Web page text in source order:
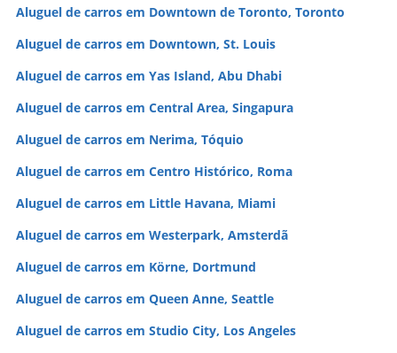
Aluguel de carros em Downtown de Toronto, Toronto
Aluguel de carros em Downtown, St. Louis
Aluguel de carros em Yas Island, Abu Dhabi
Aluguel de carros em Central Area, Singapura
Aluguel de carros em Nerima, Tóquio
Aluguel de carros em Centro Histórico, Roma
Aluguel de carros em Little Havana, Miami
Aluguel de carros em Westerpark, Amsterdã
Aluguel de carros em Körne, Dortmund
Aluguel de carros em Queen Anne, Seattle
Aluguel de carros em Studio City, Los Angeles